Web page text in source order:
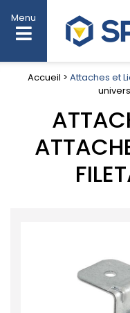
Menu
Accueil > Attaches et